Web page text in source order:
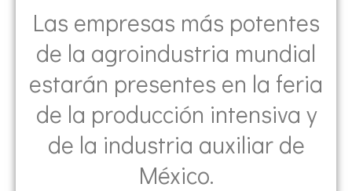
Las empresas más potentes
de la agroindustria mundial
estarán presentes en la feria
de la producción intensiva y
de la industria auxiliar de
México.